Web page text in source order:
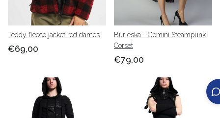
Teddy fleece jacket red dames
€69,00
Burleska - Gemini Steampunk
Corset
€79,00